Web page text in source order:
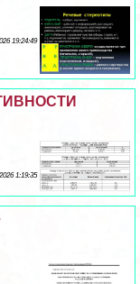
19:24:49
1:19:35